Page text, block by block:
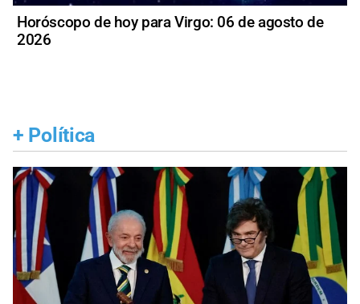
Horóscopo de hoy para Virgo: 06 de agosto de
2026
+ Política